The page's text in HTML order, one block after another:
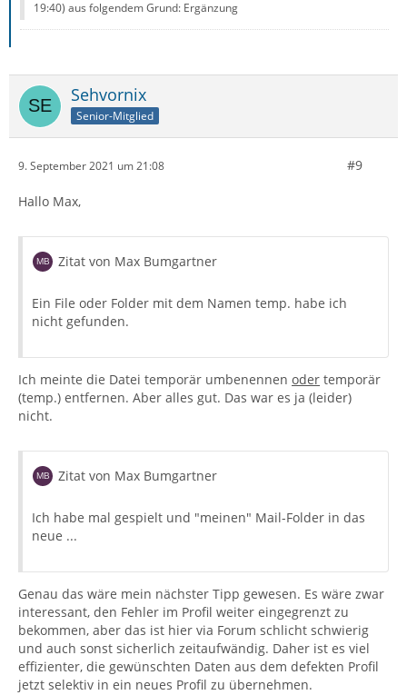
19:40) aus folgendem Grund: Ergänzung
Sehvornix
Senior-Mitglied
9. September 2021 um 21:08 #9
Hallo Max,
Zitat von Max Bumgartner
Ein File oder Folder mit dem Namen temp. habe ich
nicht gefunden.
Ich meinte die Datei temporär umbenennen oder temporär
(temp.) entfernen. Aber alles gut. Das war es ja (leider)
nicht.
Zitat von Max Bumgartner
Ich habe mal gespielt und "meinen" Mail-Folder in das
neue ...
Genau das wäre mein nächster Tipp gewesen. Es wäre zwar
interessant, den Fehler im Profil weiter eingegrenzt zu
bekommen, aber das ist hier via Forum schlicht schwierig
und auch sonst sicherlich zeitaufwändig. Daher ist es viel
effizienter, die gewünschten Daten aus dem defekten Profil
jetzt selektiv in ein neues Profil zu übernehmen.